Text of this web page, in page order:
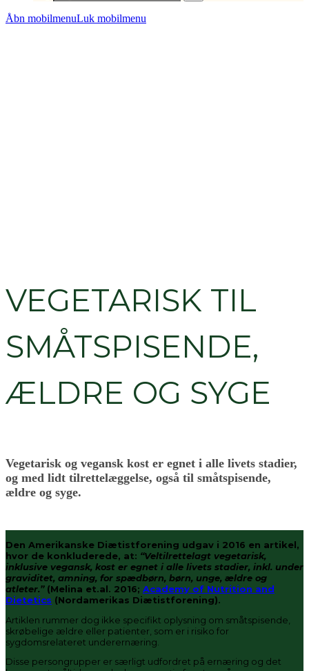
Åbn mobilmenuLuk mobilmenu
VEGETARISK TIL
SMÅTSPISENDE,
ÆLDRE OG SYGE
Vegetarisk og vegansk kost er egnet i alle livets stadier,
og med lidt tilrettelæggelse, også til småtspisende,
ældre og syge.
Den Amerikanske Diætistforening udgav i 2016 en artikel,
hvor de konkluderede, at: “Veltilrettelagt vegetarisk,
inklusive vegansk, kost er egnet i alle livets stadier, inkl. under
graviditet, amning, for spædbørn, børn, unge, ældre og
atleter.”(Melina et.al. 2016; Academy of Nutrition and
Dietetics (Nordamerikas Diætistforening).
Artiklen rummer dog ikke specifikt oplysning om småtspisende,
skrøbelige ældre eller patienter, som er i risiko for
sygdomsrelateret underernæring.
Disse persongrupper er særligt udfordret på ernæring og det